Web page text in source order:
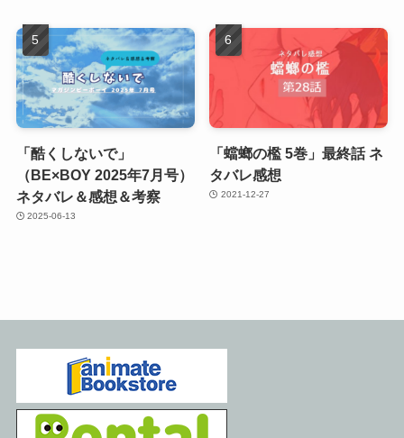
「酷くしないで」
（BE×BOY 2025年7月号）
ネタバレ＆感想＆考察
2025-06-13
「蟷螂の檻 5巻」最終話 ネ
タバレ感想
2021-12-27